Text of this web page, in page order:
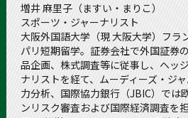
増井 麻里子（ますい・まりこ）
スポーツ・ジャーナリスト
大阪外国語大学（現 大阪大学）フラ
パリ短期留学。証券会社で外国証券
品企画、株式調査等に従事し、ヘッ
ナリストを経て、ムーディーズ・ジ
力分析、国際協力銀行（JBIC）では
ンリスク審査および国際経済調査を